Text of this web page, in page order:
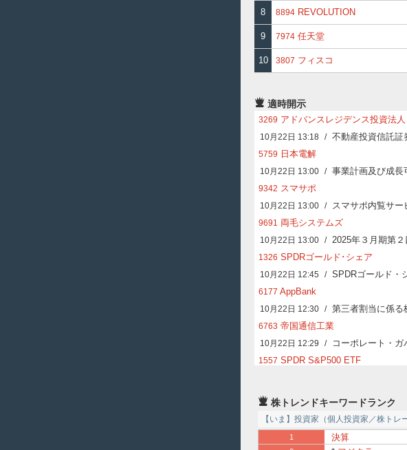
8 8894 REVOLUTION
9 7974 任天堂
10 3807 フィスコ
適時開示
3269 アドバンスレジデンス投資法人
10月22日 13:18 不動産投資信託証
5759 日本電解
10月22日 13:00 事業計画及び成長
9342 スマサポ
10月22日 13:00 スマサポ内覧サ
9691 両毛システムズ
10月22日 13:00 2025年３月期第
1326 SPDRゴールド･シェア
10月22日 12:45 SPDRゴールド・
6177 AppBank
10月22日 12:30 第三者割当に係る
6763 帝国通信工業
10月22日 12:29 コーポレート・
1557 SPDR S&P500 ETF
4446
5535 ミガロHD
10月22日 12:00 キャリアオーナー
株トレンドキーワードランク
【いま】投資家（個人投資家／株ト
1 決算